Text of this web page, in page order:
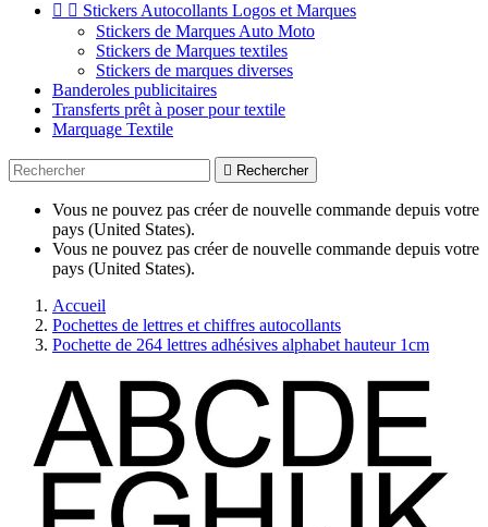
  Stickers Autocollants Logos et Marques
Stickers de Marques Auto Moto
Stickers de Marques textiles
Stickers de marques diverses
Banderoles publicitaires
Transferts prêt à poser pour textile
Marquage Textile
 Rechercher
Vous ne pouvez pas créer de nouvelle commande depuis votre
pays (United States).
Vous ne pouvez pas créer de nouvelle commande depuis votre
pays (United States).
Accueil
Pochettes de lettres et chiffres autocollants
Pochette de 264 lettres adhésives alphabet hauteur 1cm